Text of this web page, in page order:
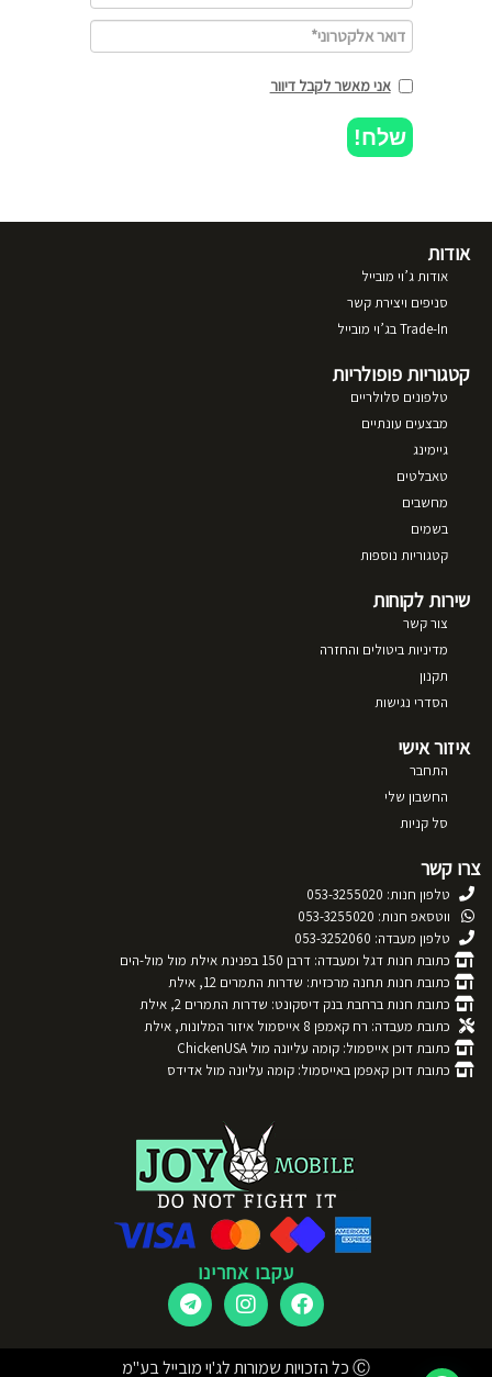
אני מאשר לקבל דיוור
שלח!
אודות
אודות ג’וי מובייל
סניפים ויצירת קשר
Trade-In בג’וי מובייל
קטגוריות פופולריות
טלפונים סלולריים
מבצעים עונתיים
גיימינג
טאבלטים
מחשבים
בשמים
קטגוריות נוספות
שירות לקוחות
צור קשר
מדיניות ביטולים והחזרה
תקנון
הסדרי נגישות
איזור אישי
התחבר
החשבון שלי
סל קניות
צרו קשר
טלפון חנות: 053-3255020
ווטסאפ חנות: 053-3255020
טלפון מעבדה: 053-3252060
כתובת חנות דגל ומעבדה: דרבן 150 בפנינת אילת מול מול-הים
כתובת חנות תחנה מרכזית: שדרות התמרים 12, אילת
כתובת חנות ברחבת בנק דיסקונט: שדרות התמרים 2, אילת
כתובת מעבדה: רח קאמפן 8 אייסמול איזור המלונות, אילת
כתובת דוכן אייסמול: קומה עליונה מול ChickenUSA
כתובת דוכן קאפמן באייסמול: קומה עליונה מול אדידס
עקבו אחרינו
Ⓒ כל הזכויות שמורות לג'וי מובייל בע"מ